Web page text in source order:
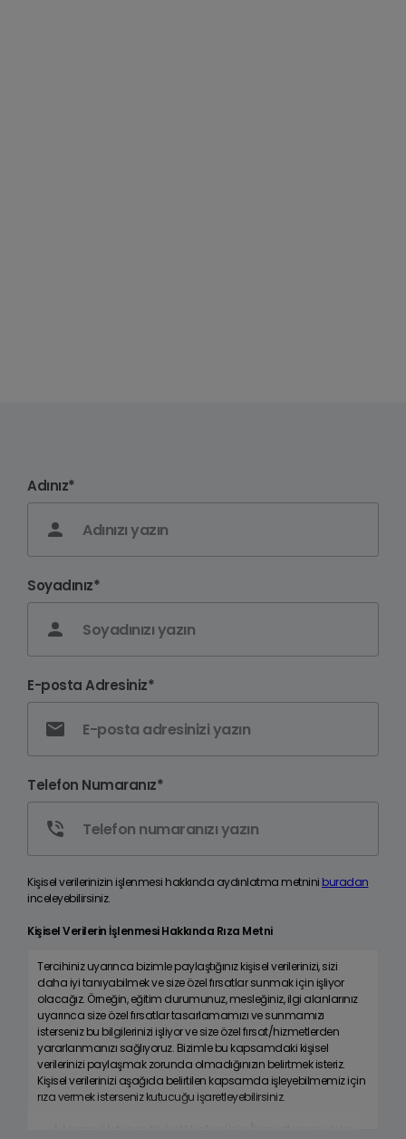
Adınız*
Soyadınız*
E-posta Adresiniz*
Telefon Numaranız*
Kişisel verilerinizin işlenmesi hakkında aydınlatma metnini buradan
inceleyebilirsiniz.
Kişisel Verilerin İşlenmesi Hakkında Rıza Metni
Tercihiniz uyarınca bizimle paylaştığınız kişisel verilerinizi, sizi
daha iyi tanıyabilmek ve size özel fırsatlar sunmak için işliyor
olacağız. Örneğin, eğitim durumunuz, mesleğiniz, ilgi alanlarınız
uyarınca size özel fırsatlar tasarlamamızı ve sunmamızı
isterseniz bu bilgilerinizi işliyor ve size özel fırsat/hizmetlerden
yararlanmanızı sağlıyoruz. Bizimle bu kapsamdaki kişisel
verilerinizi paylaşmak zorunda olmadığınızın belirtmek isteriz.
Kişisel verilerinizi aşağıda belirtilen kapsamda işleyebilmemiz için
rıza vermek isterseniz kutucuğu işaretleyebilirsiniz.